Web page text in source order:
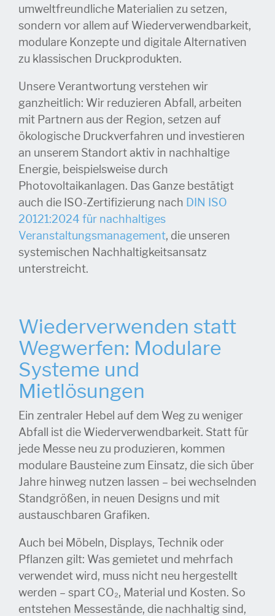
umweltfreundliche Materialien zu setzen,
sondern vor allem auf Wiederverwendbarkeit,
modulare Konzepte und digitale Alternativen
zu klassischen Druckprodukten.
Unsere Verantwortung verstehen wir
ganzheitlich: Wir reduzieren Abfall, arbeiten
mit Partnern aus der Region, setzen auf
ökologische Druckverfahren und investieren
an unserem Standort aktiv in nachhaltige
Energie, beispielsweise durch
Photovoltaikanlagen. Das Ganze bestätigt
auch die ISO-Zertifizierung nach DIN ISO
20121:2024 für nachhaltiges
Veranstaltungsmanagement, die unseren
systemischen Nachhaltigkeitsansatz
unterstreicht.
Wiederverwenden statt
Wegwerfen: Modulare
Systeme und
Mietlösungen
Ein zentraler Hebel auf dem Weg zu weniger
Abfall ist die Wiederverwendbarkeit. Statt für
jede Messe neu zu produzieren, kommen
modulare Bausteine zum Einsatz, die sich über
Jahre hinweg nutzen lassen – bei wechselnden
Standgrößen, in neuen Designs und mit
austauschbaren Grafiken.
Auch bei Möbeln, Displays, Technik oder
Pflanzen gilt: Was gemietet und mehrfach
verwendet wird, muss nicht neu hergestellt
werden – spart CO₂, Material und Kosten. So
entstehen Messestände, die nachhaltig sind,